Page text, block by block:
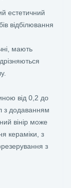
естетичний
відбілювання
мають
від 0,2 до
з додаванням
вінір може
кераміки, з
з